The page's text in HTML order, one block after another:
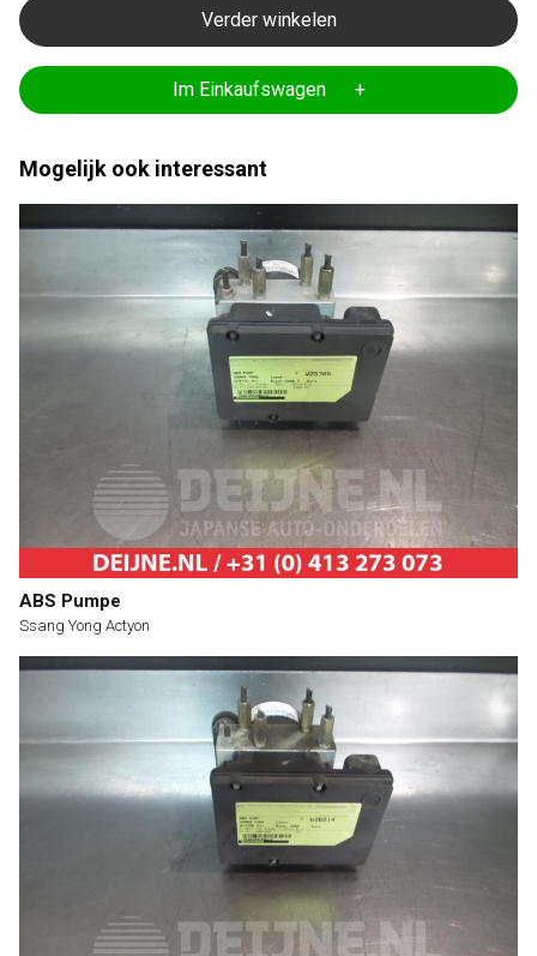
Verder winkelen
Im Einkaufswagen +
Mogelijk ook interessant
ABS Pumpe
Ssang Yong Actyon